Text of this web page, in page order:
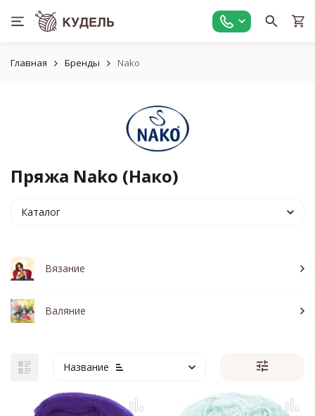
Главная Бренды Nako
Пряжа Nako (Нако)
Каталог
Вязание
Валяние
Название